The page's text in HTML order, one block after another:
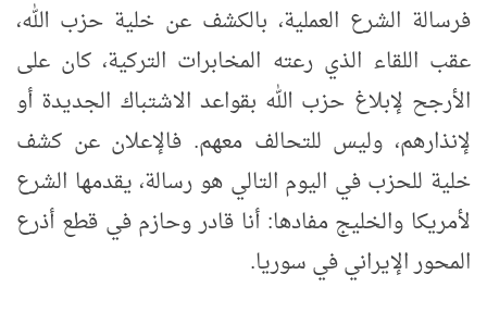
فرسالة الشرع العملية، بالكشف عن خلية حزب الله،
عقب اللقاء الذي رعته المخابرات التركية، كان على
الأرجح لإبلاغ حزب الله بقواعد الاشتباك الجديدة أو
لإنذارهم، وليس للتحالف معهم. فالإعلان عن كشف
خلية للحزب في اليوم التالي هو رسالة، يقدمها الشرع
لأمريكا والخليج مفادها: أنا قادر وحازم في قطع أذرع
المحور الإيراني في سوريا.